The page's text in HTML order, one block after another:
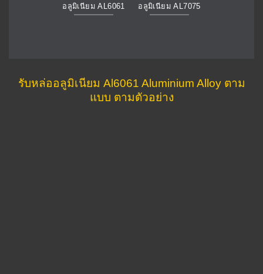
อลูมิเนียม AL6061 อลูมิเนียม AL7075
รับหล่ออลูมิเนียม Al6061 Aluminium Alloy ตาม
แบบ ตามตัวอย่าง